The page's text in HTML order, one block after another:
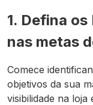
1. Defina
nas metas
Comece
objetivos da sua
visibilidade na